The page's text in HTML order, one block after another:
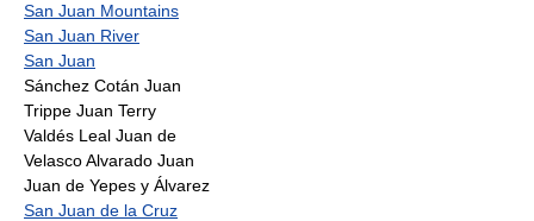
San Juan Mountains
San Juan River
San Juan
Sánchez Cotán Juan
Trippe Juan Terry
Valdés Leal Juan de
Velasco Alvarado Juan
Juan de Yepes y Álvarez
San Juan de la Cruz